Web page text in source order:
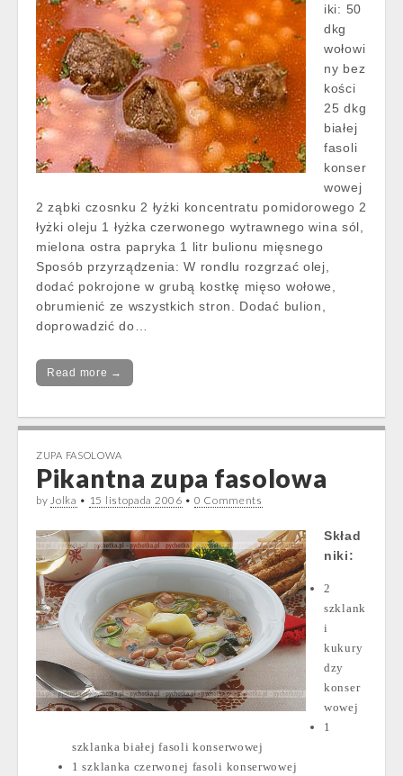
iki: 50
dkg
wołowi
ny bez
kości
25 dkg
białej
fasoli
konser
wowej
2 ząbki czosnku 2 łyżki koncentratu pomidorowego 2
łyżki oleju 1 łyżka czerwonego wytrawnego wina sól,
mielona ostra papryka 1 litr bulionu mięsnego
Sposób przyrządzenia: W rondlu rozgrzać olej,
dodać pokrojone w grubą kostkę mięso wołowe,
obrumienić ze wszystkich stron. Dodać bulion,
doprowadzić do…
Read more →
ZUPA FASOLOWA
Pikantna zupa fasolowa
byJolka • 15 listopada 2006 • 0 Comments
Skład
niki:
2
szklank
i
kukury
dzy
konser
wowej
1
szklanka białej fasoli konserwowej
1 szklanka czerwonej fasoli konserwowej